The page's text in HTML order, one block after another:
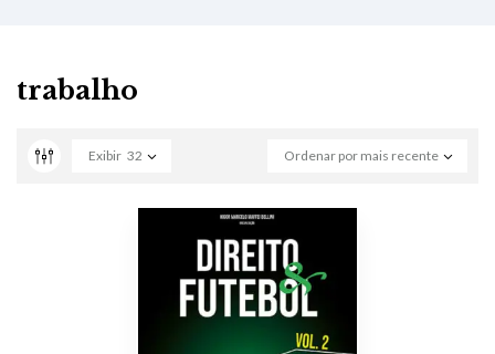
trabalho
Ordenar por mais recente
Exibir 32